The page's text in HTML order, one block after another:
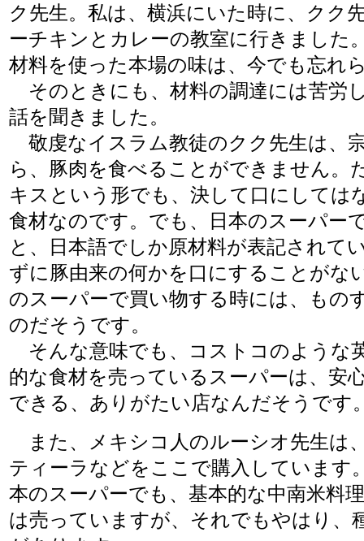
ク先生。私は、横浜にいた時に、クク
ーチキンとカレーの教室に行きました
材料を使った本場の味は、今でも忘れ
そのときにも、材料の調達には苦労
話を聞きました。
敬虔なイスラム教徒のクク先生は、
ら、豚肉を食べることができません。
キスという形でも、決して口にしては
食材なのです。でも、日本のスーパー
と、日本語でしか原材料が表記されて
ずに豚由来の何かを口にすることがな
のスーパーで買い物する時には、もの
のだそうです。
そんな意味でも、コストコのような
的な食材を売っているスーパーは、安
できる、ありがたい店なんだそうです
また、メキシコ人のルーシオ先生は
ティーラなどをここで購入しています
本のスーパーでも、基本的な中南米料
は売っていますが、それでもやはり、